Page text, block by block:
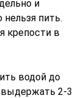
и
пить.
крепости в
водой до
выдержать 2-3